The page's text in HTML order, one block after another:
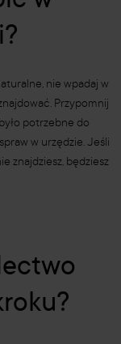
nie wpadaj w
Przypomnij
potrzebne do
w urzędzie. Jeśli
znajdziesz, będziesz